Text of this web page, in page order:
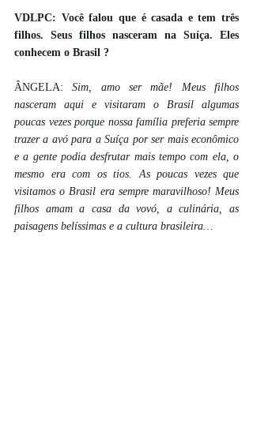
VDLPC: Você falou que é casada e tem três
filhos. Seus filhos nasceram na Suíça. Eles
conhecem o Brasil ?
ÂNGELA: Sim, amo ser mãe! Meus filhos
nasceram aqui e visitaram o Brasil algumas
poucas vezes porque nossa família preferia sempre
trazer a avó para a Suíça por ser mais econômico
e a gente podia desfrutar mais tempo com ela, o
mesmo era com os tios. As poucas vezes que
visitamos o Brasil era sempre maravilhoso! Meus
filhos amam a casa da vovó, a culinária, as
paisagens belíssimas e a cultura brasileira…